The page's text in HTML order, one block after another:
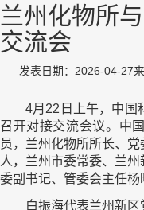
兰州化物所
交流会
发表日期：2026-04-27
4月22日上午，中国
召开对接交流会议。中
员，兰州化物所所长、
人，兰州市委常委、兰
委副书记、管委会主任杨
白振海代表兰州新